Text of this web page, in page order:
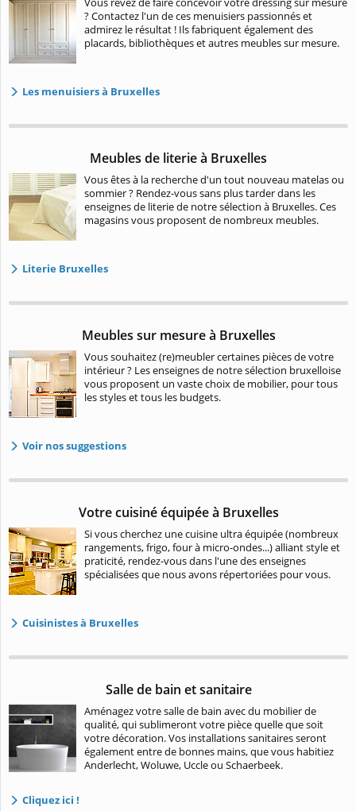
? Contactez l'un de ces menuisiers passionnés et
admirez le résultat ! Ils fabriquent également des
placards, bibliothèques et autres meubles sur mesure.
Les menuisiers à Bruxelles
Meubles de literie à Bruxelles
Vous êtes à la recherche d'un tout nouveau matelas ou
sommier ? Rendez-vous sans plus tarder dans les
enseignes de literie de notre sélection à Bruxelles. Ces
magasins vous proposent de nombreux meubles.
Literie Bruxelles
Meubles sur mesure à Bruxelles
Vous souhaitez (re)meubler certaines pièces de votre
intérieur ? Les enseignes de notre sélection bruxelloise
vous proposent un vaste choix de mobilier, pour tous
les styles et tous les budgets.
Voir nos suggestions
Votre cuisiné équipée à Bruxelles
Si vous cherchez une cuisine ultra équipée (nombreux
rangements, frigo, four à micro-ondes...) alliant style et
praticité, rendez-vous dans l'une des enseignes
spécialisées que nous avons répertoriées pour vous.
Cuisinistes à Bruxelles
Salle de bain et sanitaire
Aménagez votre salle de bain avec du mobilier de
qualité, qui sublimeront votre pièce quelle que soit
votre décoration. Vos installations sanitaires seront
également entre de bonnes mains, que vous habitiez
Anderlecht, Woluwe, Uccle ou Schaerbeek.
Cliquez ici !